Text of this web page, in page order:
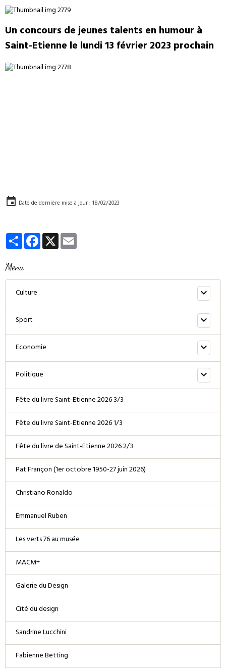
Un concours de jeunes talents en humour à
Saint-Etienne le lundi 13 février 2023 prochain
Date de dernière mise à jour : 18/02/2023
PartagerFacebook
X
Menu
Culture
Sport
Economie
Politique
Fête du livre Saint-Etienne 2026 3/3
Fête du livre Saint-Etienne 2026 1/3
Fête du livre de Saint-Etienne 2026 2/3
Pat Françon (1er octobre 1950-27 juin 2026)
Christiano Ronaldo
Emmanuel Ruben
Les verts 76 au musée
MACM+
Galerie du Design
Cité du design
Sandrine Lucchini
Fabienne Betting